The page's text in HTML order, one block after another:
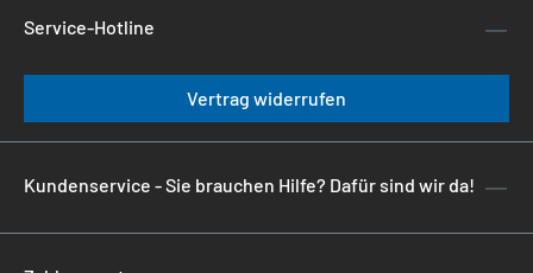
Service-Hotline
Vertrag widerrufen
Kundenservice - Sie brauchen Hilfe? Dafür sind wir da!